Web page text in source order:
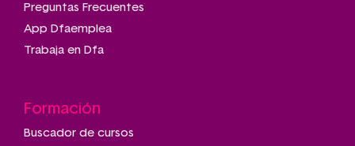
Preguntas Frecuentes
App Dfaemplea
Trabaja en Dfa
Formación
Buscador de cursos